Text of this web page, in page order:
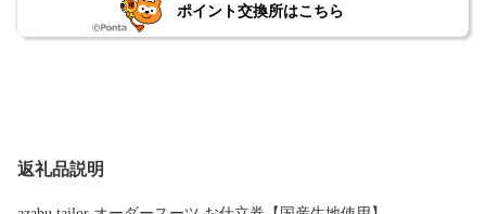
ポイント交換所はこちら
返礼品説明